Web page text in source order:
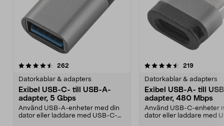
262
Datorkablar & adapters
Exibel USB-C- till USB-A-
adapter, 5 Gbps
Använd USB-A-enheter med din
dator eller laddare med USB-C-
4.5 av 5 stjärnor 219
Datorkablar & adapters
Exibel USB-A- till
adapter, 480 Mbps
Använd USB-C-enheter
dator eller laddare med
4.0 av 5 stjärnor